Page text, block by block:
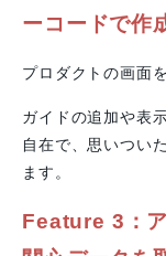
ーコードで作
プロダクトの画面
ガイドの追加や表
自在で、思いつい
ます。
Feature 3：